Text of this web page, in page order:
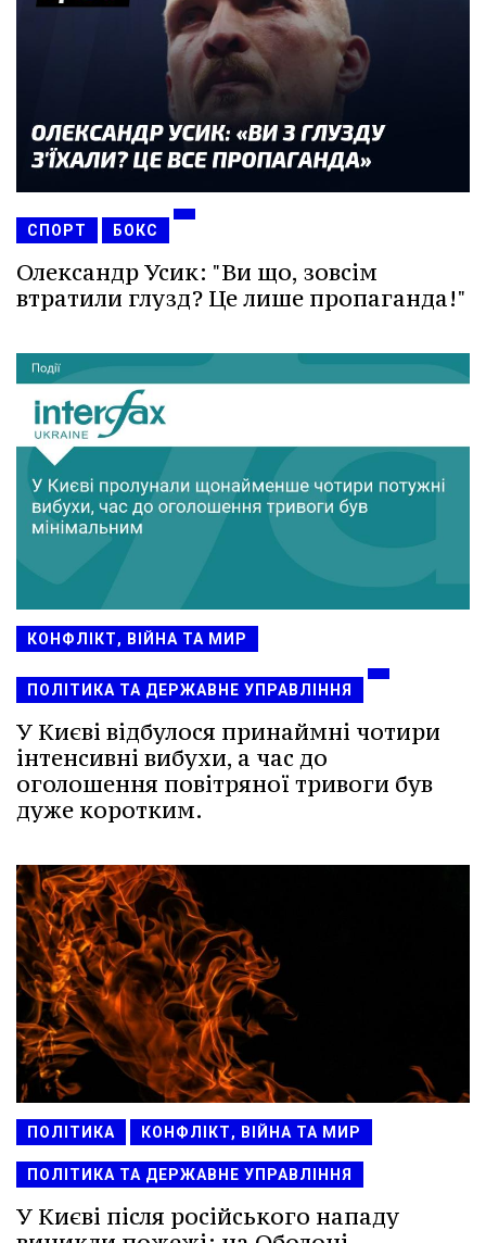
СПОРТ БОКС
Олександр Усик: "Ви що, зовсім
втратили глузд? Це лише пропаганда!"
КОНФЛІКТ, ВІЙНА ТА МИР
ПОЛІТИКА ТА ДЕРЖАВНЕ УПРАВЛІННЯ
У Києві відбулося принаймні чотири
інтенсивні вибухи, а час до
оголошення повітряної тривоги був
дуже коротким.
ПОЛІТИКА КОНФЛІКТ, ВІЙНА ТА МИР
ПОЛІТИКА ТА ДЕРЖАВНЕ УПРАВЛІННЯ
У Києві після російського нападу